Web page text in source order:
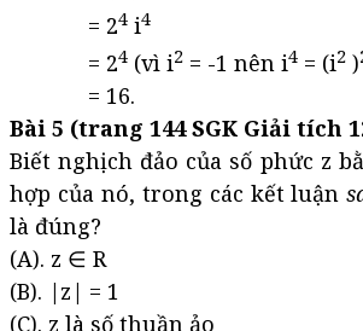
= 24 i4
= 24 (vì i2 = -1 nên i4 = (i2 )
= 16.
Bài 5 (trang 144 SGK Giải tích
Biết nghịch đảo của số phức z
hợp của nó, trong các kết luận
là đúng?
(A). z ∈ R
(B). |z| = 1
(C). z là số thuần ảo